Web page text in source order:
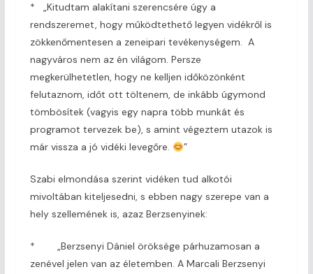
* „Kitudtam alakítani szerencsére úgy a
rendszeremet, hogy működtethető legyen vidékről is
zökkenőmentesen a zeneipari tevékenységem. A
nagyváros nem az én világom. Persze
megkerülhetetlen, hogy ne kelljen időközönként
felutaznom, időt ott töltenem, de inkább úgymond
tömbösítek (vagyis egy napra több munkát és
programot tervezek be), s amint végeztem utazok is
már vissza a jó vidéki levegőre.
”
Szabi elmondása szerint vidéken tud alkotói
mivoltában kiteljesedni, s ebben nagy szerepe van a
hely szellemének is, azaz Berzsenyinek:
* „Berzsenyi Dániel öröksége párhuzamosan a
zenével jelen van az életemben. A Marcali Berzsenyi